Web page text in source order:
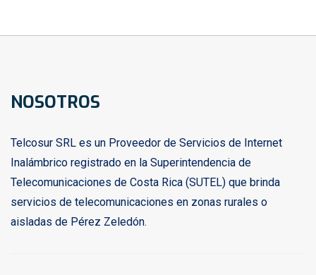
NOSOTROS
Telcosur SRL es un Proveedor de Servicios de Internet
Inalámbrico registrado en la Superintendencia de
Telecomunicaciones de Costa Rica (SUTEL) que brinda
servicios de telecomunicaciones en zonas rurales o
aisladas de Pérez Zeledón.